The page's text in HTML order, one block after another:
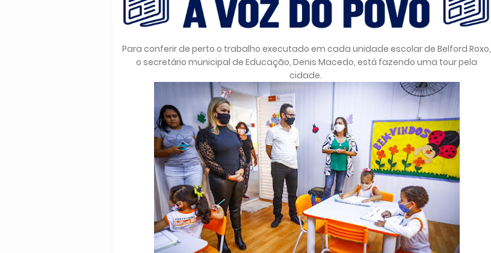
Para conferir de perto o trabalho executado em cada unidade escolar de Belford Roxo,
o secretário municipal de Educação, Denis Macedo, está fazendo uma tour pela
cidade.